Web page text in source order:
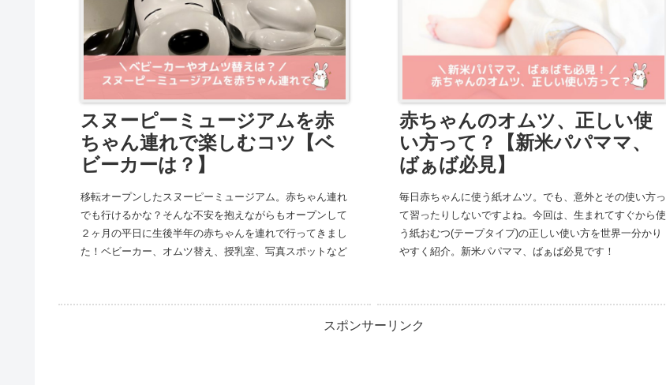
スヌーピーミュージアムを赤
ちゃん連れで楽しむコツ【ベ
ビーカーは？】
移転オープンしたスヌーピーミュージアム。赤ちゃん連れ
でも行けるかな？そんな不安を抱えながらもオープンして
２ヶ月の平日に生後半年の赤ちゃんを連れで行ってきまし
た！ベビーカー、オムツ替え、授乳室、写真スポットなど
赤ちゃんのオムツ、正しい使
い方って？【新米パパママ、
ばぁば必見】
毎日赤ちゃんに使う紙オムツ。でも、意外とその使い方っ
て習ったりしないですよね。今回は、生まれてすぐから使
う紙おむつ(テープタイプ)の正しい使い方を世界一分かり
やすく紹介。新米パパママ、ばぁば必見です！
スポンサーリンク